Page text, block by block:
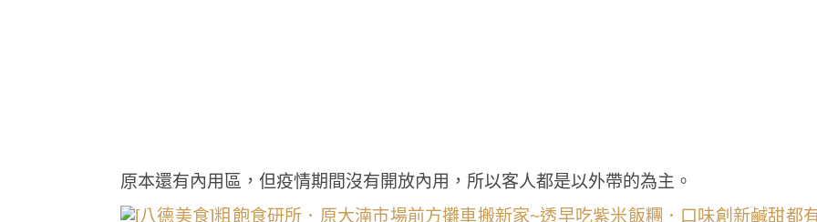
原本還有內用區，但疫情期間沒有開放內用，所以客人都是以外帶的為主。